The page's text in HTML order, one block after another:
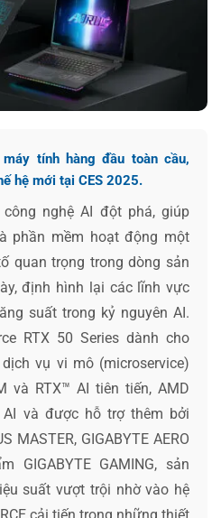
máy tính hàng đầu toàn cầu,
hệ mới tại CES 2025.
công nghệ AI đột phá, giúp
phần mềm hoạt động một
quan trọng trong dòng sản
định hình lại các lĩnh vực
suất trong kỷ nguyên AI.
RTX 50 Series dành cho
vụ vi mô (microservice)
và RTX™ AI tiên tiến, AMD
AI và được hỗ trợ thêm bởi
MASTER, GIGABYTE AERO
GIGABYTE GAMING, sản
suất vượt trội nhờ vào hệ
cải tiến trong những thiết